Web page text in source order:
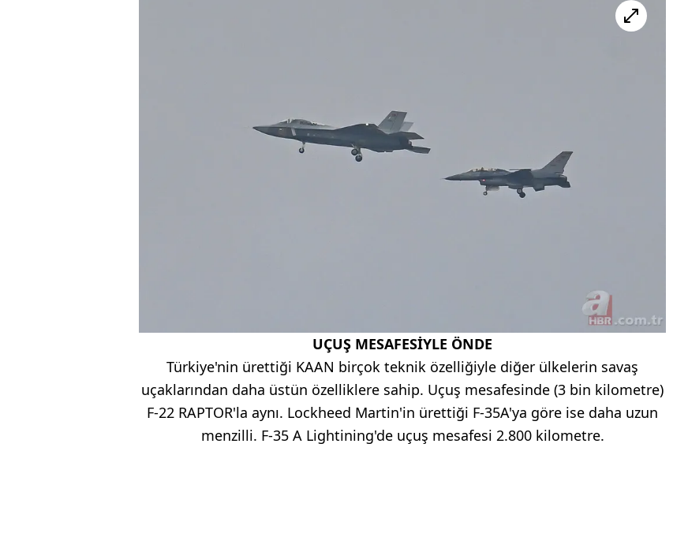
UÇUŞ MESAFESİYLE ÖNDE
Türkiye'nin ürettiği KAAN birçok teknik özelliğiyle diğer ülkelerin savaş
uçaklarından daha üstün özelliklere sahip. Uçuş mesafesinde (3 bin kilometre)
F-22 RAPTOR'la aynı. Lockheed Martin'in ürettiği F-35A'ya göre ise daha uzun
menzilli. F-35 A Lightining'de uçuş mesafesi 2.800 kilometre.